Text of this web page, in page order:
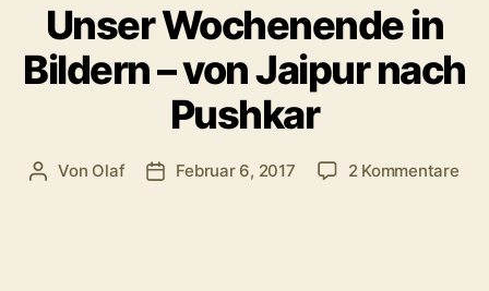
Unser Wochenende in
Bildern – von Jaipur nach
Pushkar
Beitragsautor
Von Olaf Veröffentlichungsdatum
Februar 6, 2017 2 Kommentarezu